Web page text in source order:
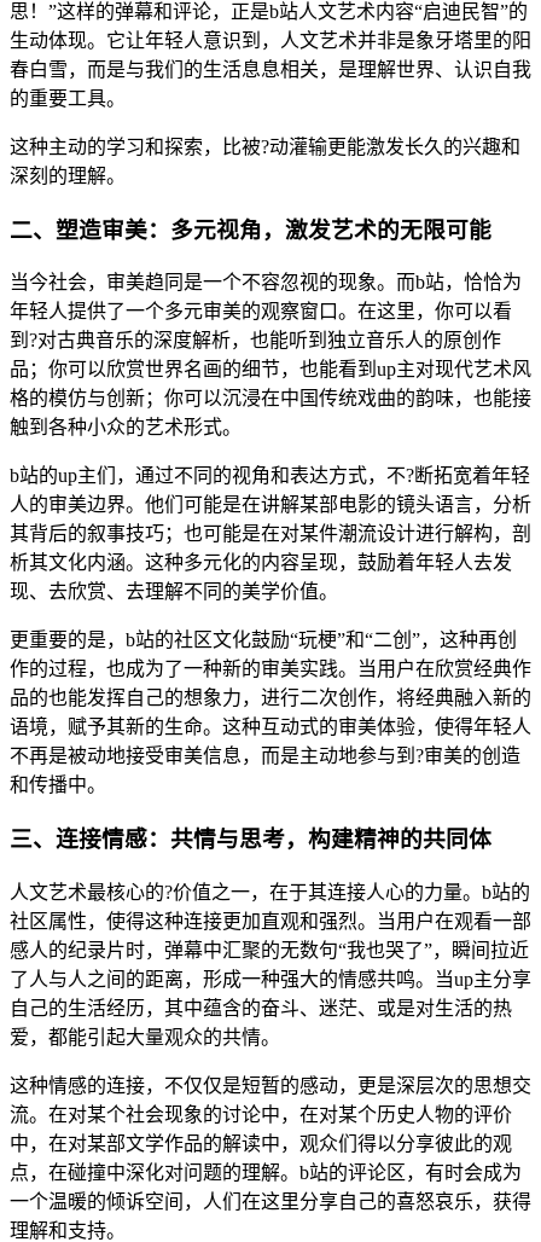
思！”这样的弹幕和评论，正是b站人文艺术内容“启迪民智”的
生动体现。它让年轻人意识到，人文艺术并非是象牙塔里的阳
春白雪，而是与我们的生活息息相关，是理解世界、认识自我
的重要工具。
这种主动的学习和探索，比被?动灌输更能激发长久的兴趣和
深刻的理解。
二、塑造审美：多元视角，激发艺术的无限可能
当今社会，审美趋同是一个不容忽视的现象。而b站，恰恰为
年轻人提供了一个多元审美的观察窗口。在这里，你可以看
到?对古典音乐的深度解析，也能听到独立音乐人的原创作
品；你可以欣赏世界名画的细节，也能看到up主对现代艺术风
格的模仿与创新；你可以沉浸在中国传统戏曲的韵味，也能接
触到各种小众的艺术形式。
b站的up主们，通过不同的视角和表达方式，不?断拓宽着年轻
人的审美边界。他们可能是在讲解某部电影的镜头语言，分析
其背后的叙事技巧；也可能是在对某件潮流设计进行解构，剖
析其文化内涵。这种多元化的内容呈现，鼓励着年轻人去发
现、去欣赏、去理解不同的美学价值。
更重要的是，b站的社区文化鼓励“玩梗”和“二创”，这种再创
作的过程，也成为了一种新的审美实践。当用户在欣赏经典作
品的也能发挥自己的想象力，进行二次创作，将经典融入新的
语境，赋予其新的生命。这种互动式的审美体验，使得年轻人
不再是被动地接受审美信息，而是主动地参与到?审美的创造
和传播中。
三、连接情感：共情与思考，构建精神的共同体
人文艺术最核心的?价值之一，在于其连接人心的力量。b站的
社区属性，使得这种连接更加直观和强烈。当用户在观看一部
感人的纪录片时，弹幕中汇聚的无数句“我也哭了”，瞬间拉近
了人与人之间的距离，形成一种强大的情感共鸣。当up主分享
自己的生活经历，其中蕴含的奋斗、迷茫、或是对生活的热
爱，都能引起大量观众的共情。
这种情感的连接，不仅仅是短暂的感动，更是深层次的思想交
流。在对某个社会现象的讨论中，在对某个历史人物的评价
中，在对某部文学作品的解读中，观众们得以分享彼此的观
点，在碰撞中深化对问题的理解。b站的评论区，有时会成为
一个温暖的倾诉空间，人们在这里分享自己的喜怒哀乐，获得
理解和支持。